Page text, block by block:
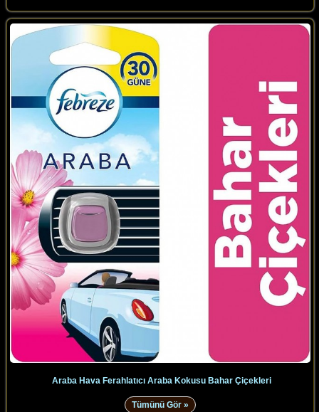
Araba Hava Ferahlatıcı Araba Kokusu Bahar Çiçekleri
Tümünü Gör »